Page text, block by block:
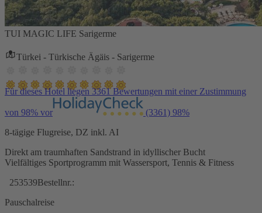
TUI MAGIC LIFE Sarigerme
Türkei - Türkische Ägäis - Sarigerme
Für dieses Hotel liegen 3361 Bewertungen mit einer Zustimmung
von 98% vor (3361) 98%
8-tägige Flugreise, DZ inkl. AI
Direkt am traumhaften Sandstrand in idyllischer Bucht
Vielfältiges Sportprogramm mit Wassersport, Tennis & Fitness
253539Bestellnr.:
Pauschalreise